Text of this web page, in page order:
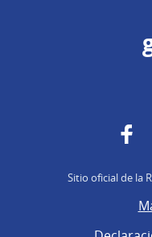
Sitio oficial de la